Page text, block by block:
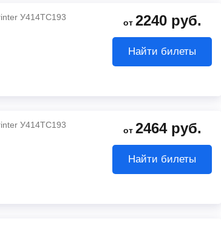
У414ТС193
от 2240 руб.
Найти билеты
У414ТС193
от 2464 руб.
Найти билеты